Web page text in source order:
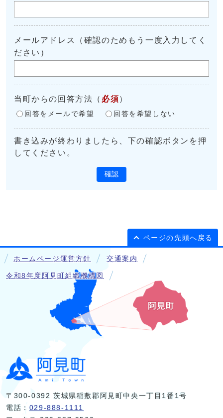
メールアドレス（確認のためもう一度入力してく
ださい）
当町からの回答方法 （ 必須 ）
回答をメールで希望 回答を希望しない
書き込みが終わりましたら、下の確認ボタンを押
してください。
確認
ページの先頭へ戻る
ホームページ運営方針 交通案内
令和8年度阿見町組織機構図
〒300-0392 茨城県稲敷郡阿見町中央一丁目1番1号
電話： 029-888-1111